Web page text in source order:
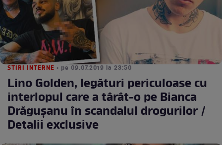
STIRI INTERNE • pe 09.07.2019 la 23:50
Lino Golden, legături periculoase cu
interlopul care a târât-o pe Bianca
Drăguşanu în scandalul drogurilor /
Detalii exclusive